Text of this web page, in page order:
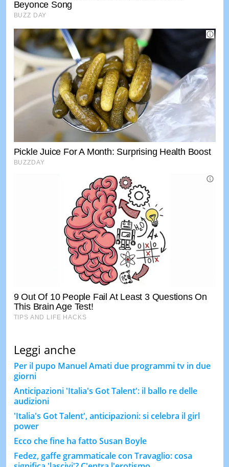
Leggi anche
Per il pupo Manuel Amati due programmi tv in due
giorni
Anticipazioni 'Italia's Got Talent': il ballo re delle
audizioni
'Italia's Got Talent', anticipazioni: si celebra il girl
power
Ecco che fine ha fatto Susan Boyle
Fedez, gaffe grammaticale con Travaglio: cosa